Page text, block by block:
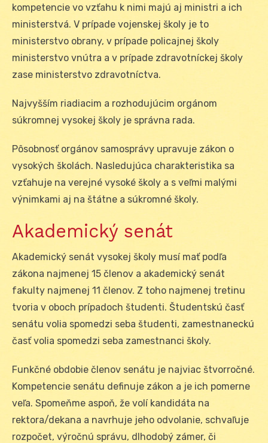
kompetencie vo vzťahu k nimi majú aj ministri a ich
ministerstvá. V prípade vojenskej školy je to
ministerstvo obrany, v prípade policajnej školy
ministerstvo vnútra a v prípade zdravotníckej školy
zase ministerstvo zdravotníctva.
Najvyšším riadiacim a rozhodujúcim orgánom
súkromnej vysokej školy je správna rada.
Pôsobnosť orgánov samosprávy upravuje zákon o
vysokých školách. Nasledujúca charakteristika sa
vzťahuje na verejné vysoké školy a s veľmi malými
výnimkami aj na štátne a súkromné školy.
Akademický senát
Akademický senát vysokej školy musí mať podľa
zákona najmenej 15 členov a akademický senát
fakulty najmenej 11 členov. Z toho najmenej tretinu
tvoria v oboch prípadoch študenti. Študentskú časť
senátu volia spomedzi seba študenti, zamestnaneckú
časť volia spomedzi seba zamestnanci školy.
Funkčné obdobie členov senátu je najviac štvorročné.
Kompetencie senátu definuje zákon a je ich pomerne
veľa. Spomeňme aspoň, že volí kandidáta na
rektora/dekana a navrhuje jeho odvolanie, schvaľuje
rozpočet, výročnú správu, dlhodobý zámer, či